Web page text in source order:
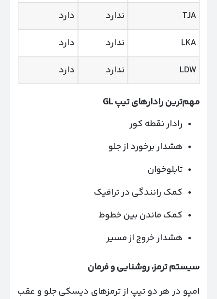
TJA
ندارد
دارد
LKA
ندارد
دارد
LDW
ندارد دارد
مهم‌ترین رادارهای تیپGL
رادار نقطه کور
هشدار برخورد از جلو
تابلوخوان
کمک رانندگی در ترافیک
کمک ماندن بین خطوط
هشدار خروج از مسیر
سیستم ترمز، روشنایی و فرمان
امپو در هر دو تیپ از ترمزهای دیسکی جلو و عقب